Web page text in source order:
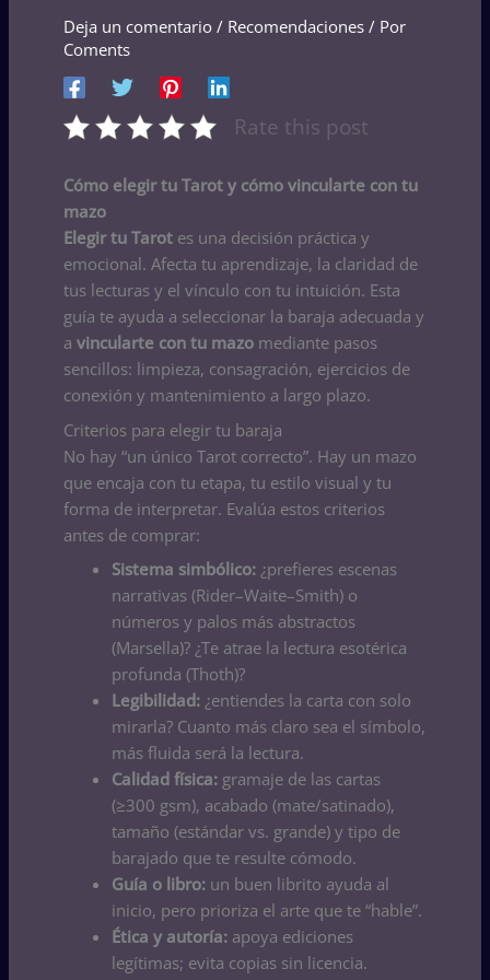
Deja un comentario / Recomendaciones/ Por
Coments
Rate this post
Cómo elegir tu Tarot y cómo vincularte con tu
mazo
Elegir tu Tarotes una decisión práctica y
emocional. Afecta tu aprendizaje, la claridad de
tus lecturas y el vínculo con tu intuición. Esta
guía te ayuda a seleccionar la baraja adecuada y
a vincularte con tu mazomediante pasos
sencillos: limpieza, consagración, ejercicios de
conexión y mantenimiento a largo plazo.
Criterios para elegir tu baraja
No hay “un único Tarot correcto”. Hay un mazo
que encaja con tu etapa, tu estilo visual y tu
forma de interpretar. Evalúa estos criterios
antes de comprar:
Sistema simbólico:¿prefieres escenas
narrativas (Rider–Waite–Smith) o
números y palos más abstractos
(Marsella)? ¿Te atrae la lectura esotérica
profunda (Thoth)?
Legibilidad:¿entiendes la carta con solo
mirarla? Cuanto más claro sea el símbolo,
más fluida será la lectura.
Calidad física:gramaje de las cartas
(≥300 gsm), acabado (mate/satinado),
tamaño (estándar vs. grande) y tipo de
barajado que te resulte cómodo.
Guía o libro:un buen librito ayuda al
inicio, pero prioriza el arte que te “hable”.
Ética y autoría:apoya ediciones
legítimas; evita copias sin licencia.